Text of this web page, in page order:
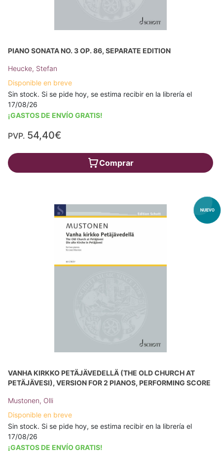
PIANO SONATA NO. 3 OP. 86, SEPARATE EDITION
Heucke, Stefan
Disponible en breve
Sin stock. Si se pide hoy, se estima recibir en la librería el
17/08/26
¡GASTOS DE ENVÍO GRATIS!
PVP. 54,40€
Comprar
VANHA KIRKKO PETÄJÄVEDELLÄ (THE OLD CHURCH AT
PETÄJÄVESI), VERSION FOR 2 PIANOS, PERFORMING SCORE
Mustonen, Olli
Disponible en breve
Sin stock. Si se pide hoy, se estima recibir en la librería el
17/08/26
¡GASTOS DE ENVÍO GRATIS!